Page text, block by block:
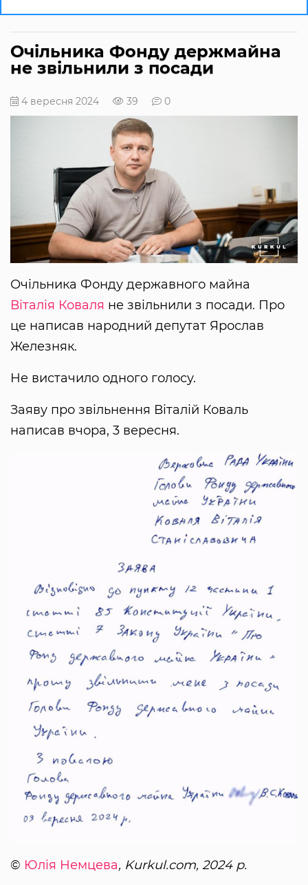
Очільника Фонду держмайна
не звільнили з посади
4 вересня 2024 39 0
Очільника Фонду державного майна
Віталія Коваля не звільнили з посади. Про
це написав народний депутат Ярослав
Железняк.
Не вистачило одного голосу.
Заяву про звільнення Віталій Коваль
написав вчора, 3 вересня.
© Юлія Немцева, Kurkul.com, 2024 р.